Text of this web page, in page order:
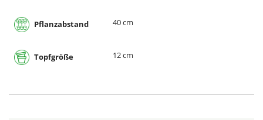
Pflanzabstand 40 cm
Topfgröße 12 cm